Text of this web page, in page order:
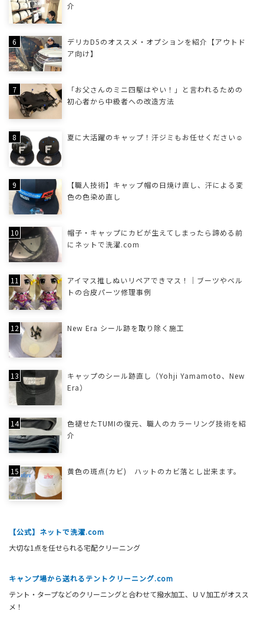
介
デリカD5のオススメ・オプションを紹介【アウトド
ア向け】
「お父さんのミニ四駆はやい！」と言われるための
初心者から中級者への改造方法
夏に大活躍のキャップ！汗ジミもお任せください☺
【職人技術】キャップ帽の日焼け直し、汗による変
色の色染め直し
帽子・キャップにカビが生えてしまったら諦める前
にネットで洗濯.com
アイマス推しぬいリペアできマス！｜ブーツやベル
トの合皮パーツ修理事例
New Era シール跡を取り除く施工
キャップのシール跡直し（Yohji Yamamoto、New
Era）
色褪せたTUMIの復元、職人のカラーリング技術を紹
介
黄色の斑点(カビ) ハットのカビ落とし出来ます。
【公式】ネットで洗濯.com
大切な1点を任せられる宅配クリーニング
キャンプ場から送れるテントクリーニング.com
テント・タープなどのクリーニングと合わせて撥水加工、ＵＶ加工がオスス
メ！